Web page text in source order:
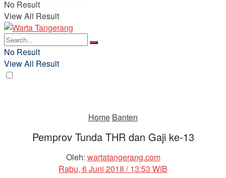
No Result
View All Result
No Result
View All Result
Home Banten
Pemprov Tunda THR dan Gaji ke-13
Oleh: wartatangerang.com
Rabu, 6 Juni 2018 / 13:53 WIB